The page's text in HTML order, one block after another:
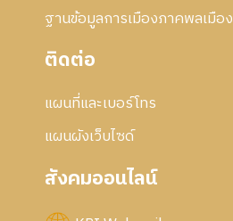
ฐานข้อมูลการเมืองภาคพลเมือง
ติดต่อ
แผนที่และเบอร์โทร
แผนผังเว็บไซด์
สังคมออนไลน์